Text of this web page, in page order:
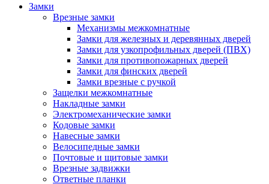
Замки
Врезные замки
Механизмы межкомнатные
Замки для железных и деревянных дверей
Замки для узкопрофильных дверей (ПВХ)
Замки для противопожарных дверей
Замки для финских дверей
Замки врезные с ручкой
Защелки межкомнатные
Накладные замки
Электромеханические замки
Кодовые замки
Навесные замки
Велосипедные замки
Почтовые и щитовые замки
Врезные задвижки
Ответные планки